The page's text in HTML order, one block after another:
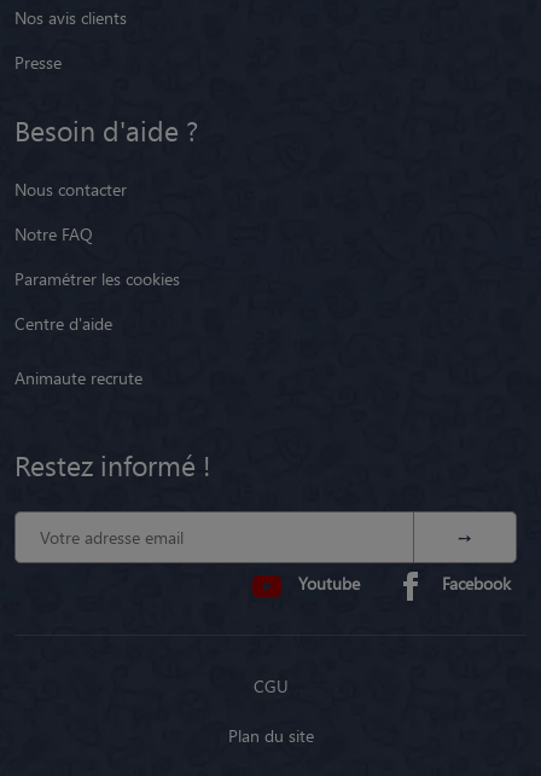
Nos avis clients
Presse
Besoin d'aide ?
Nous contacter
Notre FAQ
Paramétrer les cookies
Centre d'aide
Animaute recrute
Restez informé !
Youtube Facebook
CGU
Plan du site